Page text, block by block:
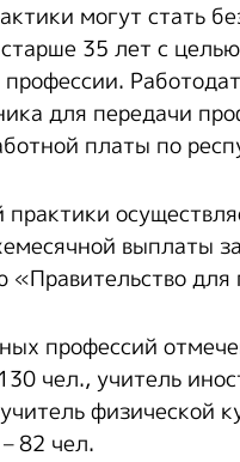
могут стать
35 лет с
для передачи
платы по
выплаты
«Правительство
профессий
чел., учитель
физической
82 чел.